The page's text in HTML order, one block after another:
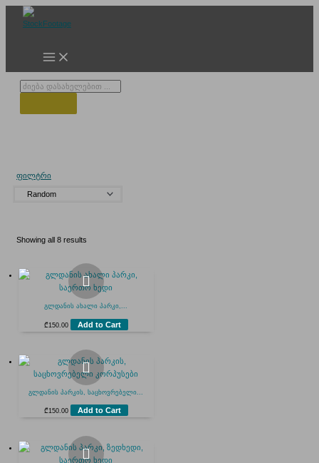
Products
ფილტრი
Showing all 8 results
გლდანის ახალი პარკი,...
₾ 150.00 Add to Cart
გლდანის პარკის, საცხოვრებელი...
₾150.00 Add to Cart